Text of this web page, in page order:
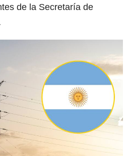
de la Secretaría de